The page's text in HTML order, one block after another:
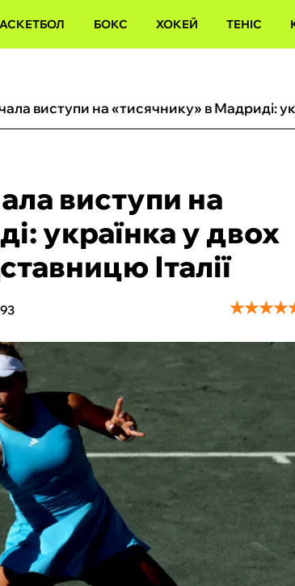
БОКС ХОКЕЙ ТЕНІС
виступи на
українка у двох
Італії
93 ★★★★
★★★★